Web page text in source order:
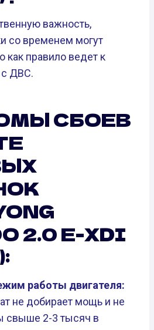
важность,
со временем могут
как правило ведет к
ДВС.
СБОЕВ
2.0 E-XDI
работы двигателя:
не добирает мощь и не
свыше 2-3 тысяч в